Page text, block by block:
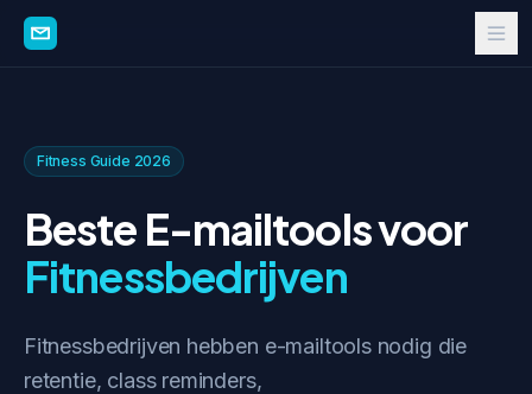
Fitness Guide 2026
Beste E-mailtools voor
Fitnessbedrijven
Fitnessbedrijven hebben e-mailtools nodig die
retentie, class reminders,